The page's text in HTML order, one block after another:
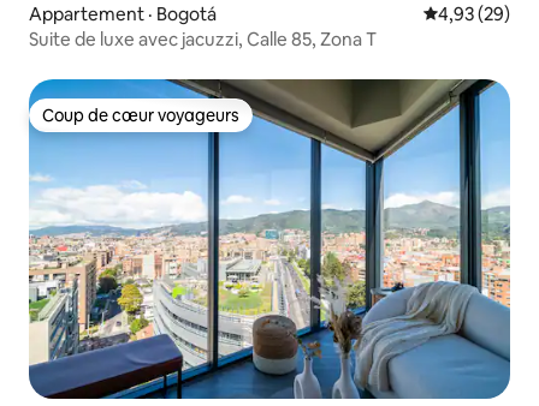
Appartement · Bogotá Note
4,93 (29)
Suite de luxe avec jacuzzi, Calle 85, Zona T
Coup de cœur voyageurs
Coup de cœur voyageurs